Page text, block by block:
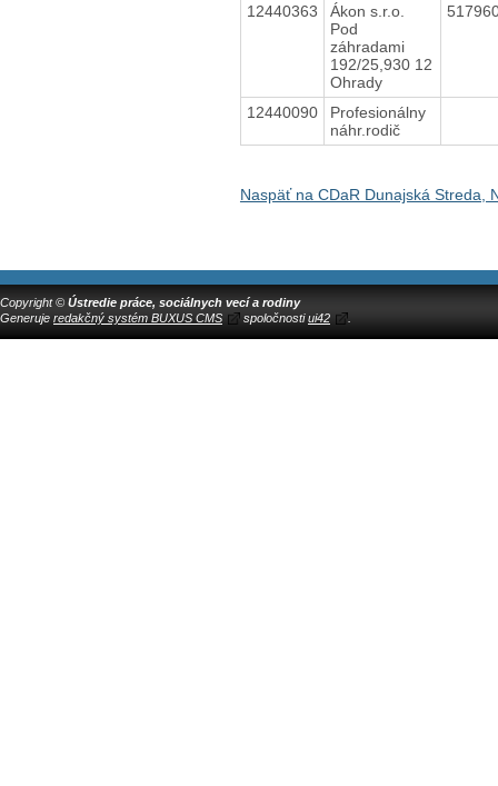
12440363
Ákon s.r.o.
Pod
záhradami
192/25,930 12
Ohrady
12440090
Profesionálny
náhr.rodič
Naspäť na CDaR Dunajská Streda,
Copyright © Ústredie práce, sociálnych vecí a rodiny
Generuje redakčný systém BUXUS CMS spoločnostiui42